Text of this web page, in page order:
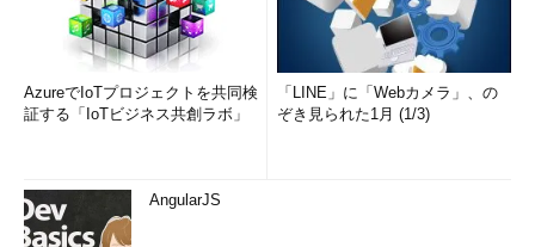
AzureでIoTプロジェクトを共同検
証する「IoTビジネス共創ラボ」
「LINE」に「Webカメラ」、の
ぞき見られた1月 (1/3)
AngularJS